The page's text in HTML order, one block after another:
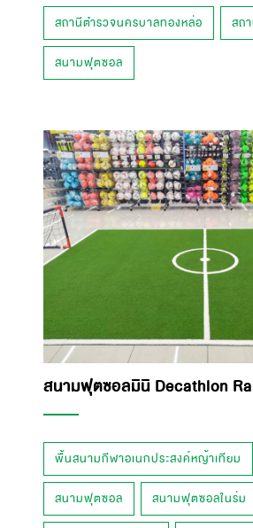
สถานีตำรวจนครบาลทองหล่อ สถ
สนามฟุตซอล
สนามฟุตซอลมินิ Decathlon
พื้นสนามกีฬาอเนกประสงค์หญ้าเทียม
สนามฟุตซอล สนามฟุตซอลในร่ม